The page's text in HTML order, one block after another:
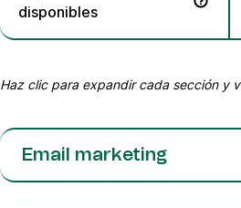
disponibles
Optimiza tu proceso de
Haz clic para expandir cada sección y
Email marketing